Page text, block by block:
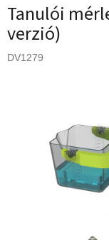
Tanulói
verzió)
DV1279